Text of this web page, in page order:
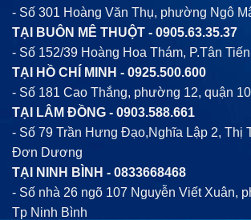
- Số 301 Hoàng Văn Thụ, phường Ngô
TẠI BUÔN MÊ THUỘT - 0905.63.35.37
- Số 152/39 Hoàng Hoa Thám, P.Tân Tiến
TẠI HỒ CHÍ MINH - 0925.500.600
- Số 181 Cao Thắng, phường 12, quận 10
TẠI LÂM ĐỒNG - 0903.588.661
- Số 79 Trần Hưng Đạo,Nghĩa Lập 2, Thị
Đơn Dương
TẠI NINH BÌNH - 0833668468
- Số nhà 26 ngõ 107 Nguyễn Viết Xuân,
Tp Ninh Bình